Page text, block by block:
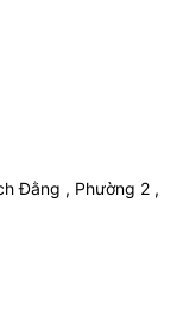
Đằng , Phường 2 ,